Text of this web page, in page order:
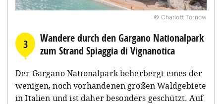
© Charlott Tornow
3
Wandere durch den Gargano Nationalpark
zum Strand Spiaggia di Vignanotica
Der Gargano Nationalpark beherbergt eines der
wenigen, noch vorhandenen großen Waldgebiete
in Italien und ist daher besonders geschützt. Auf